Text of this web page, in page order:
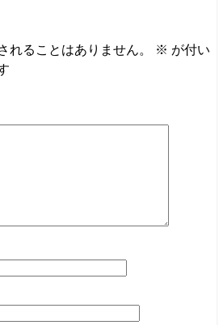
れることはありません。 ※ が付い